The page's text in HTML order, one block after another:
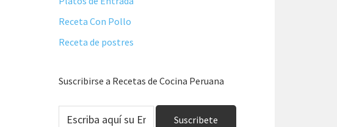
Receta Con Pollo
Receta de postres
Suscribirse a Recetas de Cocina Peruana